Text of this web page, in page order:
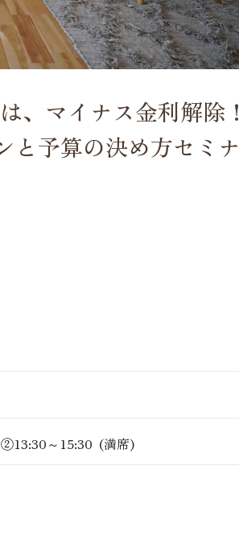
、マイナス金利解除！
と予算の決め方セミナ
～15:30 (満席)